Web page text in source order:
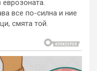
еврозоната.
все по-силна и ние
смята той.